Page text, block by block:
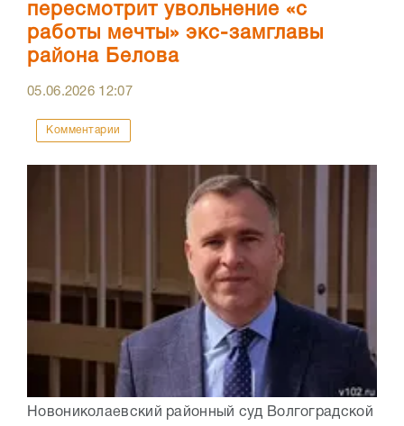
пересмотрит увольнение «с
работы мечты» экс-замглавы
района Белова
05.06.2026 12:07
Комментарии
Новониколаевский районный суд Волгоградской